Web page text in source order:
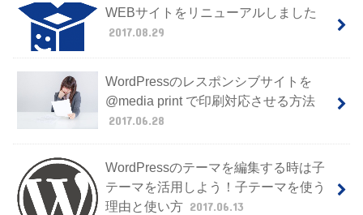
WEBサイトをリニューアルしました
2017.08.29
WordPressのレスポンシブサイトを
@media print で印刷対応させる方法
2017.06.28
WordPressのテーマを編集する時は子
テーマを活用しよう！子テーマを使う
理由と使い方 2017.06.13